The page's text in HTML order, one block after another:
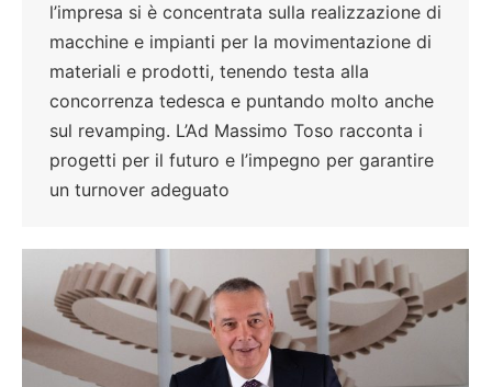
l’impresa si è concentrata sulla realizzazione di
macchine e impianti per la movimentazione di
materiali e prodotti, tenendo testa alla
concorrenza tedesca e puntando molto anche
sul revamping. L’Ad Massimo Toso racconta i
progetti per il futuro e l’impegno per garantire
un turnover adeguato